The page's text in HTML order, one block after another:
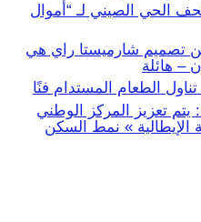
الحي الصيني لـ “أموال
تصميم شارميستا راي هي
– هائلة
الطعام المستدام فنًا
يتم تعزيز المركز الوطني
الإيطالية » نمط السكن